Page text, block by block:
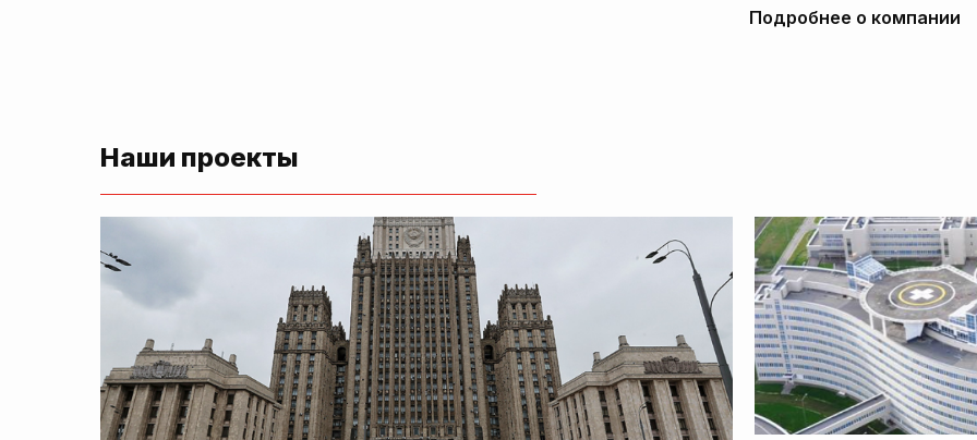
Подробнее о компании
Наши проекты